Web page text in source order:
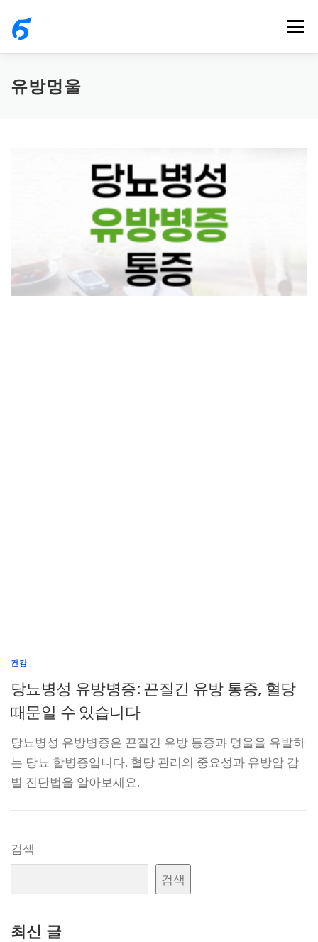
메뉴
유방멍울
건강
당뇨병성 유방병증: 끈질긴 유방 통증, 혈당
때문일 수 있습니다
당뇨병성 유방병증은 끈질긴 유방 통증과 멍울을 유발하
는 당뇨 합병증입니다. 혈당 관리의 중요성과 유방암 감
별 진단법을 알아보세요.
검색
검색
최신 글